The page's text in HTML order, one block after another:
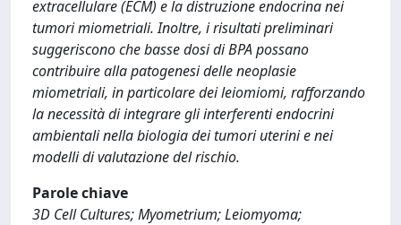
extracellulare (ECM) e la distruzione endocrina nei
tumori miometriali. Inoltre, i risultati preliminari
suggeriscono che basse dosi di BPA possano
contribuire alla patogenesi delle neoplasie
miometriali, in particolare dei leiomiomi, rafforzando
la necessità di integrare gli interferenti endocrini
ambientali nella biologia dei tumori uterini e nei
modelli di valutazione del rischio.
Parole chiave
3D Cell Cultures; Myometrium; Leiomyoma;